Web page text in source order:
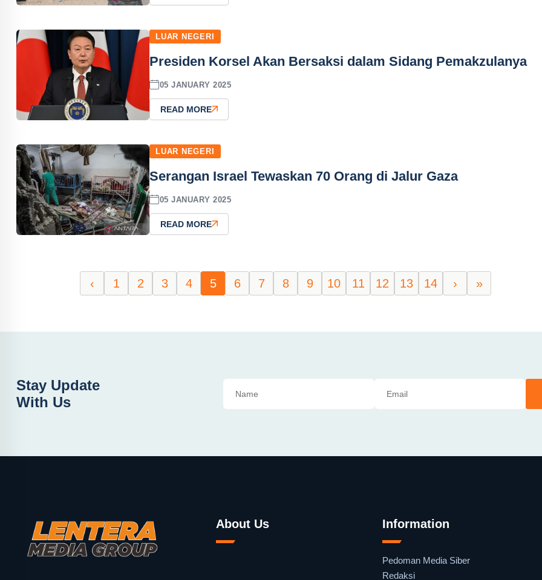
LUAR NEGERI
Presiden Korsel Akan Bersaksi dalam Sidang Pemakzulanya
05 JANUARY 2025
READ MORE
LUAR NEGERI
Serangan Israel Tewaskan 70 Orang di Jalur Gaza
05 JANUARY 2025
READ MORE
‹ 1 2 3 4 5 6 7 8 9 10 11 12 13 14 › »
Stay Update
With Us
About Us Information
Pedoman Media Siber
Redaksi